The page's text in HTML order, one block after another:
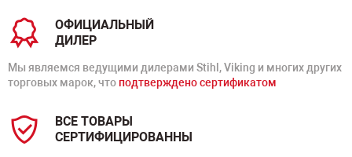
ОФИЦИАЛЬНЫЙ
ДИЛЕР
Мы являемся ведущими дилерами Stihl, Viking и многих других
торговых марок, что подтверждено сертификатом
ВСЕ ТОВАРЫ
СЕРТИФИЦИРОВАННЫ